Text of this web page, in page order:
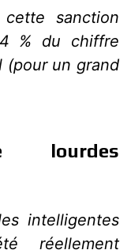
sanction
% du chiffre
(pour un grand
lourdes
intelligentes
réellement